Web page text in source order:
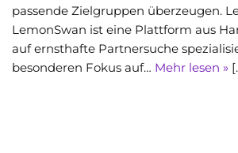
passende Zielgruppen überzeugen.
LemonSwan ist eine Plattform aus
auf ernsthafte Partnersuche
besonderen Fokus auf… Mehr lesen »